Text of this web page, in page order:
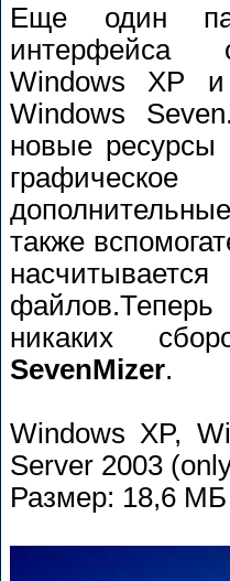
Еще один
интерфейса
Windows XP
Windows
новые
также
никаких
SevenMizer.
Windows XP,
Server 2003
Размер: 18,6 МБ